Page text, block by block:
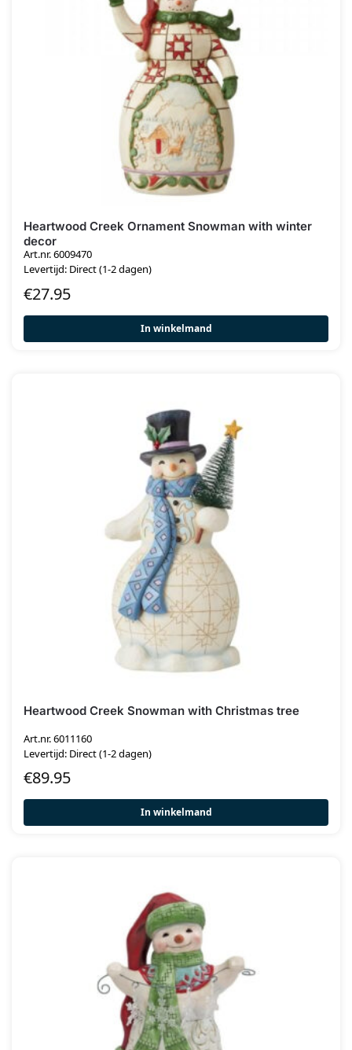
Heartwood Creek Ornament Snowman with winter
decor
Art.nr. 6009470
Levertijd: Direct (1-2 dagen)
€27.95
In winkelmand
Heartwood Creek Snowman with Christmas tree
Art.nr. 6011160
Levertijd: Direct (1-2 dagen)
€89.95
In winkelmand